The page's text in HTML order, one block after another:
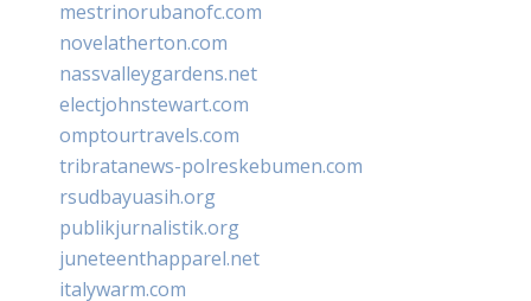
mestrinorubanofc.com
novelatherton.com
nassvalleygardens.net
electjohnstewart.com
omptourtravels.com
tribratanews-polreskebumen.com
rsudbayuasih.org
publikjurnalistik.org
juneteenthapparel.net
italywarm.com